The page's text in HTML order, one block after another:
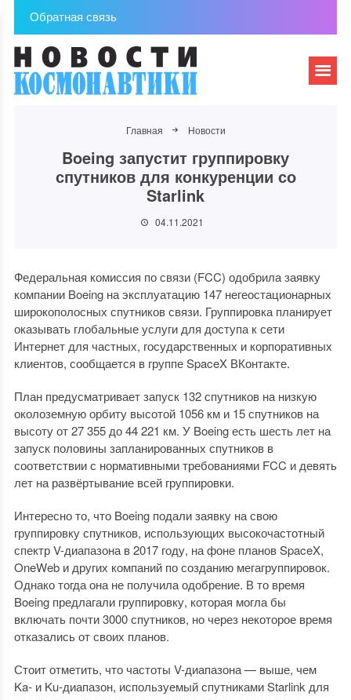
Обратная связь
Главная Новости
Boeing запустит группировку
спутников для конкуренции со
Starlink
04.11.2021
Федеральная комиссия по связи (FCC) одобрила заявку
компании Boeing на эксплуатацию 147 негеостационарных
широкополосных спутников связи. Группировка планирует
оказывать глобальные услуги для доступа к сети
Интернет для частных, государственных и корпоративных
клиентов, сообщается в группе SpaceX ВКонтакте.
План предусматривает запуск 132 спутников на низкую
околоземную орбиту высотой 1056 км и 15 спутников на
высоту от 27 355 до 44 221 км. У Boeing есть шесть лет на
запуск половины запланированных спутников в
соответствии с нормативными требованиями FCC и девять
лет на развёртывание всей группировки.
Интересно то, что Boeing подали заявку на свою
группировку спутников, использующих высокочастотный
спектр V-диапазона в 2017 году, на фоне планов SpaceX,
OneWeb и других компаний по созданию мегагруппировок.
Однако тогда она не получила одобрение. В то время
Boeing предлагали группировку, которая могла бы
включать почти 3000 спутников, но через некоторое время
отказались от своих планов.
Стоит отметить, что частоты V-диапазона — выше, чем
Ka- и Ku-диапазон, используемый спутниками Starlink для